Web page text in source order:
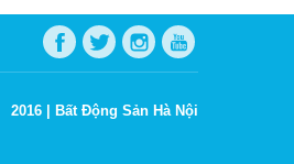
2016 | Bất Động Sản Hà Nội